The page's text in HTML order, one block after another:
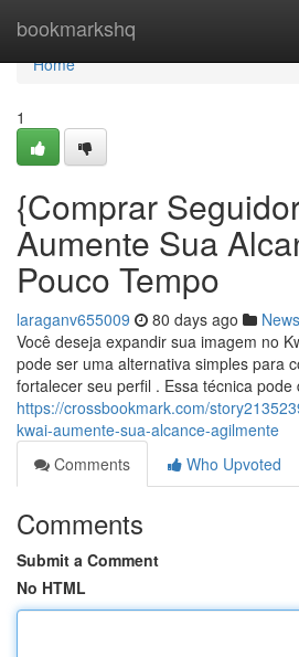
bookmarkshq
Home
Home
1
{Comprar
Aumente Sua
Pouco Tempo
laraganv655009 80 days ago News
Você deseja expandir sua imagem no
pode ser uma alternativa simples para
fortalecer seu perfil . Essa técnica
https://crossbookmark.com/
kwai-aumente-sua-alcance-agilmente
Comments
Who Upvoted
Comments
Submit a Comment
No HTML